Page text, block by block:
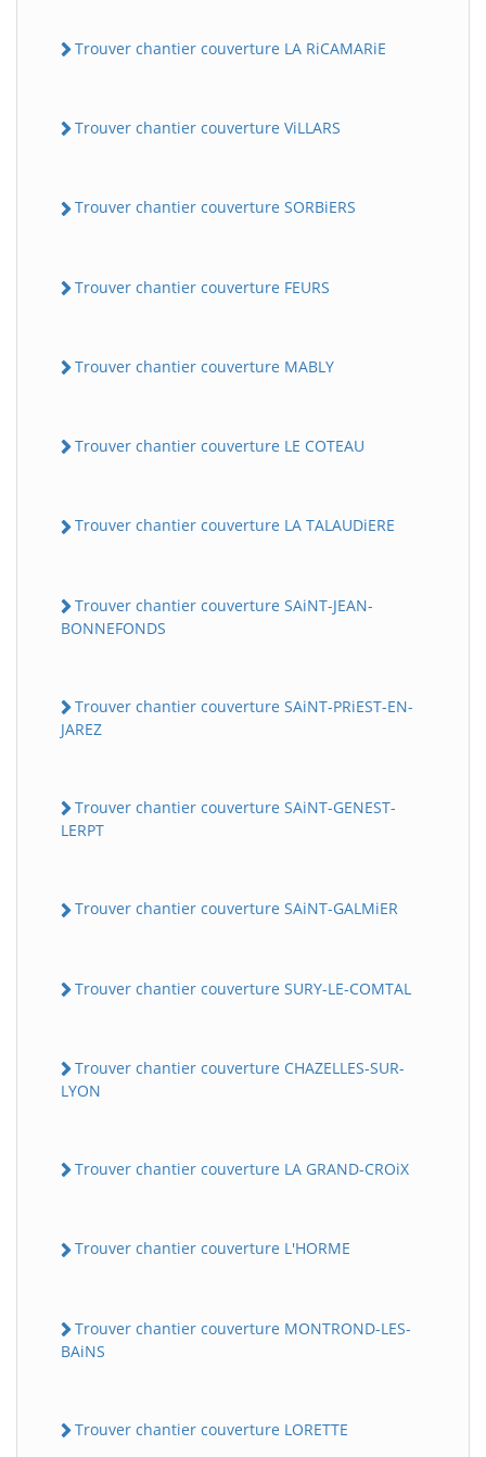
Trouver chantier couverture LA RiCAMARiE
Trouver chantier couverture ViLLARS
Trouver chantier couverture SORBiERS
Trouver chantier couverture FEURS
Trouver chantier couverture MABLY
Trouver chantier couverture LE COTEAU
Trouver chantier couverture LA TALAUDiERE
Trouver chantier couverture SAiNT-JEAN-
BONNEFONDS
Trouver chantier couverture SAiNT-PRiEST-EN-
JAREZ
Trouver chantier couverture SAiNT-GENEST-
LERPT
Trouver chantier couverture SAiNT-GALMiER
Trouver chantier couverture SURY-LE-COMTAL
Trouver chantier couverture CHAZELLES-SUR-
LYON
Trouver chantier couverture LA GRAND-CROiX
Trouver chantier couverture L'HORME
Trouver chantier couverture MONTROND-LES-
BAiNS
Trouver chantier couverture LORETTE